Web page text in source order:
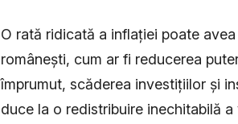
O rată ridicată a inflației poate
românești, cum ar fi reducerea
împrumut, scăderea investițiilor și
duce la o redistribuire inechitabilă